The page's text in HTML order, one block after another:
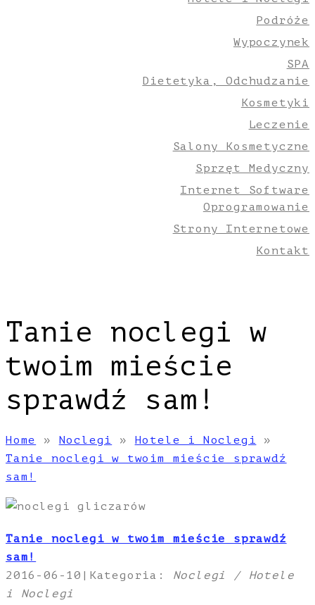
Podróże
Wypoczynek
SPA
Dietetyka, Odchudzanie
Kosmetyki
Leczenie
Salony Kosmetyczne
Sprzęt Medyczny
Internet Software
Oprogramowanie
Strony Internetowe
Kontakt
Tanie noclegi w
twoim mieście
sprawdź sam!
Home » Noclegi » Hotele i Noclegi »
Tanie noclegi w twoim mieście sprawdź
sam!
Tanie noclegi w twoim mieście sprawdź
sam!
2016-06-10 | Kategoria: Noclegi / Hotele
i Noclegi